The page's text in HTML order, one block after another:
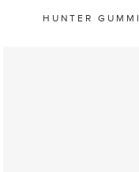
HUNTER